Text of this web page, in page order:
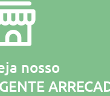
nosso